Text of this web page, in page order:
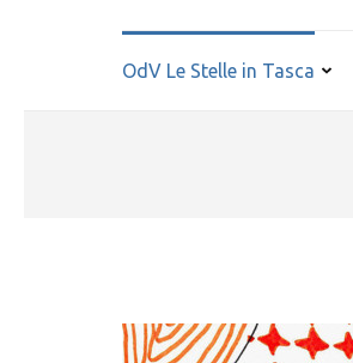
OdV Le Stelle in Tasca